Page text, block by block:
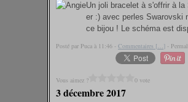
Un joli bracelet à s'offrir à
er :) avec perles Swarovski
ce bijou ! Le schéma est
Posté par Puca à 11:46 - Commentaires […] -
Vous aimez ? 0 vote
3 décembre 2017